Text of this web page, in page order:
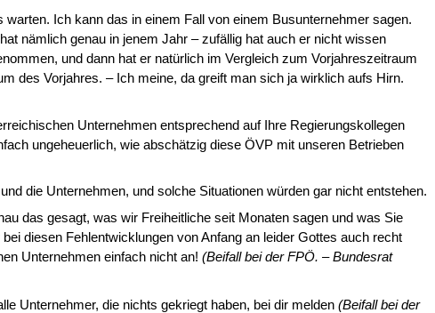
Ich kann das in einem Fall von einem Busunternehmer sagen.
nämlich genau in jenem Jahr – zufällig hat auch er nicht wissen
und dann hat er natürlich im Vergleich zum Vorjahreszeitraum
des Vorjahres. – Ich meine, da greift man sich ja wirklich aufs Hirn.
Unternehmen entsprechend auf Ihre Regierungskollegen
un­geheuerlich, wie abschätzig diese ÖVP mit unseren Betrieben
die Unternehmen, und solche Situationen würden gar nicht entstehen.
das gesagt, was wir Freiheitliche seit Mona­ten sagen und was Sie
diesen Fehlent­wicklungen von Anfang an leider Gottes auch recht
Unternehmen einfach nicht an! (Beifall bei der FPÖ. – Bundesrat
Unternehmer, die nichts gekriegt haben, bei dir melden (Beifall bei der